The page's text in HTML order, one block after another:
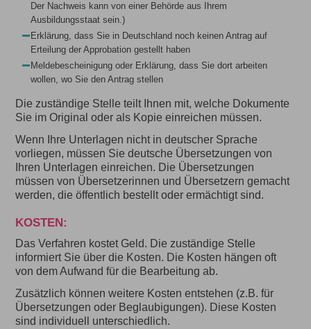
Der Nachweis kann von einer Behörde aus Ihrem
Ausbildungsstaat sein.)
Erklärung, dass Sie in Deutschland noch keinen Antrag auf
Erteilung der Approbation gestellt haben
Meldebescheinigung oder Erklärung, dass Sie dort arbeiten
wollen, wo Sie den Antrag stellen
Die zuständige Stelle teilt Ihnen mit, welche Dokumente
Sie im Original oder als Kopie einreichen müssen.
Wenn Ihre Unterlagen nicht in deutscher Sprache
vorliegen, müssen Sie deutsche Übersetzungen von
Ihren Unterlagen einreichen. Die Übersetzungen
müssen von Übersetzerinnen und Übersetzern gemacht
werden, die öffentlich bestellt oder ermächtigt sind.
KOSTEN:
Das Verfahren kostet Geld. Die zuständige Stelle
informiert Sie über die Kosten. Die Kosten hängen oft
von dem Aufwand für die Bearbeitung ab.
Zusätzlich können weitere Kosten entstehen (z.B. für
Übersetzungen oder Beglaubigungen). Diese Kosten
sind individuell unterschiedlich.